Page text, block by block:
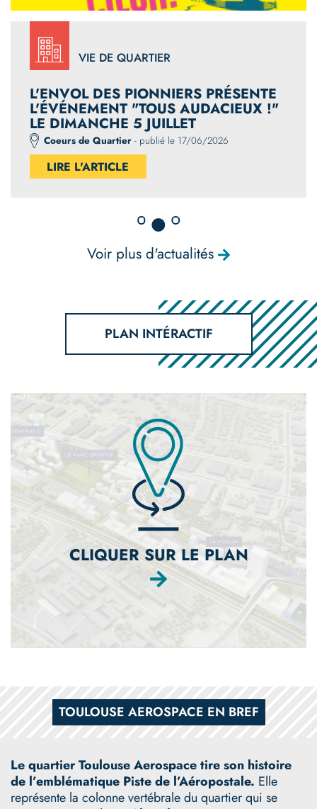
VIE DE QUARTIER
L'ENVOL DES PIONNIERS PRÉSENTE
L'ÉVÉNEMENT "TOUS AUDACIEUX !"
LE DIMANCHE 5 JUILLET
Coeurs de Quartier - publié le 17/06/2026
LIRE L'ARTICLE
Voir plus d'actualités
PLAN INTÉRACTIF
Image
CLIQUER SUR LE PLAN
TOULOUSE AEROSPACE EN BREF
Le quartier Toulouse Aerospace tire son histoire
de l’emblématique Piste de l’Aéropostale. Elle
représente la colonne vertébrale du quartier qui se